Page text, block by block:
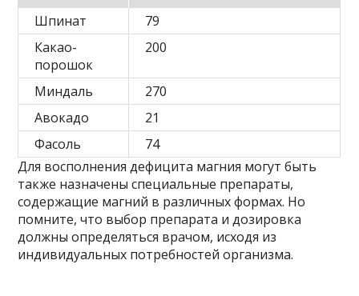
Шпинат
79
Какао-
порошок
200
Миндаль
270
Авокадо
21
Фасоль
74
Для восполнения дефицита магния могут быть
также назначены специальные препараты,
содержащие магний в различных формах. Но
помните, что выбор препарата и дозировка
должны определяться врачом, исходя из
индивидуальных потребностей организма.